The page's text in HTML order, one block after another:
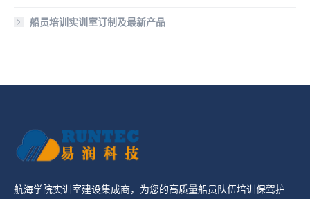
船员培训实训室订制及最新产品
航海学院实训室建设集成商，为您的高质量船员队伍培训保驾护